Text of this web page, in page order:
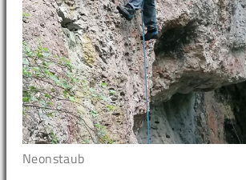
Neonstaub